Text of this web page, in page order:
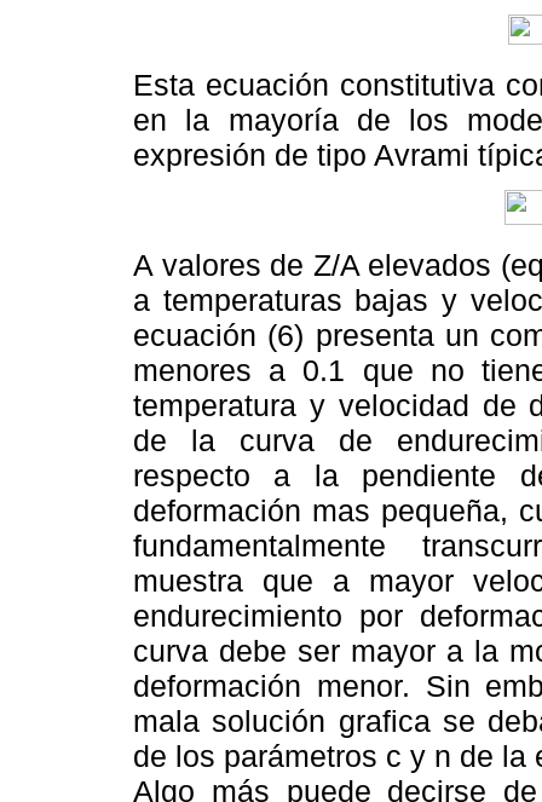
Esta ecuación constitutiva
en la mayoría de los
expresión de tipo Avrami
A valores de Z/A elevados
a temperaturas bajas y
ecuación (6) presenta un
menores a 0.1 que no
temperatura y velocidad de
de la curva de
respecto a la pendiente
deformación mas pequeña,
fundamentalmente
muestra que a mayor
endurecimiento por
curva debe ser mayor a la
deformación menor. Sin
mala solución grafica se
de los parámetros c y n de la
Algo más puede decirse